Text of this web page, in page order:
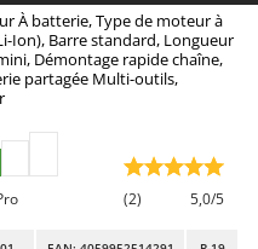
tracteurs
À batterie, Type de moteur à
Ion), Barre standard, Longueur
Démontage rapide chaîne,
partagée Multi-outils,
(2) 5,0/5